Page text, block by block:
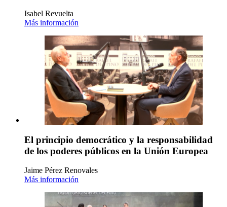
Isabel Revuelta
Más información
El principio democrático y la responsabilidad
de los poderes públicos en la Unión Europea
Jaime Pérez Renovales
Más información